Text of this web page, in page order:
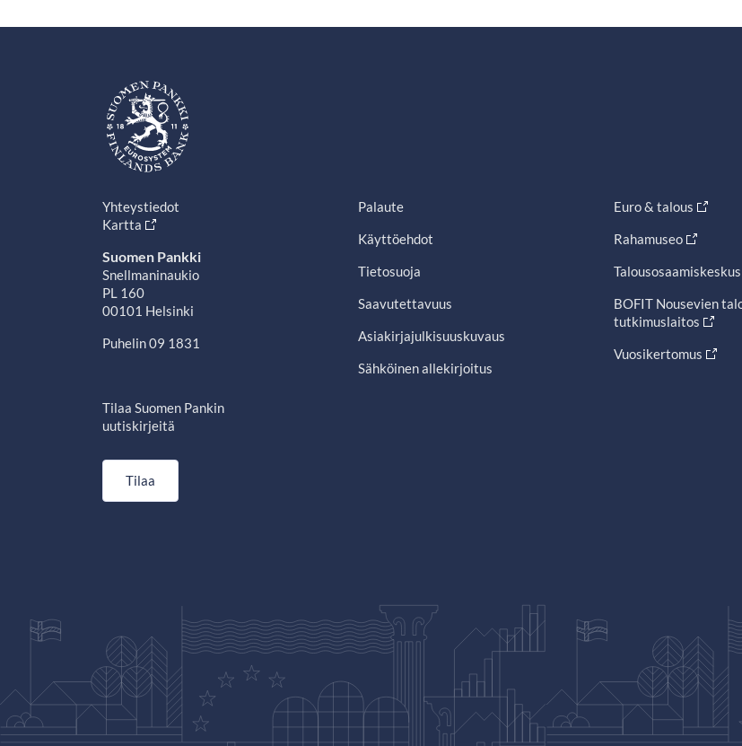
Yhteystiedot
Kartta
Suomen Pankki
Snellmaninaukio
PL 160
00101 Helsinki
Puhelin 09 1831
Tilaa Suomen Pankin
uutiskirjeitä
Tilaa
Palaute
Käyttöehdot
Tietosuoja
Saavutettavuus
Asiakirjajulkisuuskuvaus
Sähköinen allekirjoitus
Euro & talous
Rahamuseo
Talousosaamiskeskus
BOFIT Nousevien
tutkimuslaitos
Vuosikertomus